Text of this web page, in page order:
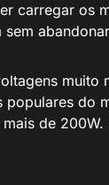
carregar os
sem
muito
populares do
de 200W.